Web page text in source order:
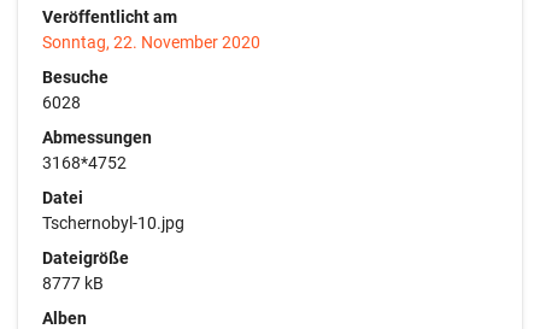
Veröffentlicht am
Sonntag, 22. November 2020
Besuche
6028
Abmessungen
3168*4752
Datei
Tschernobyl-10.jpg
Dateigröße
8777 kB
Alben